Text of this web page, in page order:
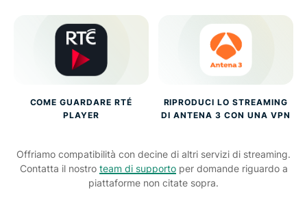
COME GUARDARE RTÉ
PLAYER
RIPRODUCI LO STREAMING
DI ANTENA 3 CON UNA VPN
Offriamo compatibilità con decine di altri servizi di streaming.
Contatta il nostro team di supportoper domande riguardo a
piattaforme non citate sopra.